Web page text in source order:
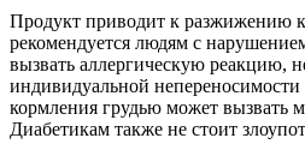
Продукт приводит к разжижению
рекомендуется людям с
вызвать аллергическую реакцию,
индивидуальной
кормления грудью может вызвать
Диабетикам также не стоит